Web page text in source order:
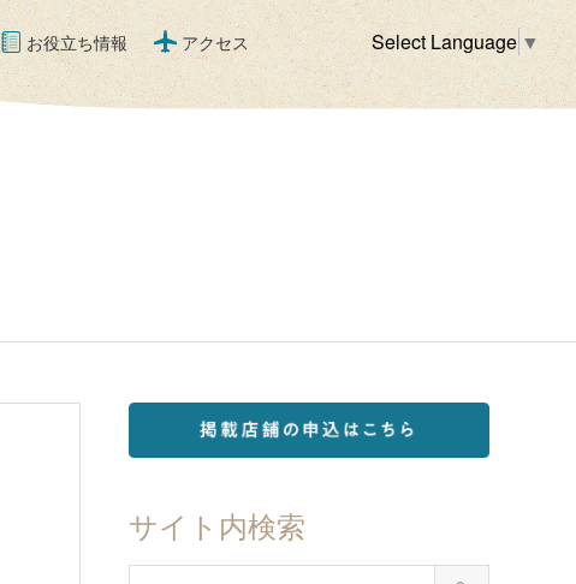
お役立ち情報 アクセス Select Language ▼
サイト内検索